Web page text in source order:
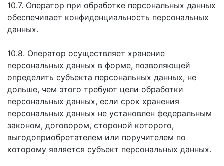
10.7. Оператор при обработке персональных данных
обеспечивает конфиденциальность персональных
данных.
10.8. Оператор осуществляет хранение
персональных данных в форме, позволяющей
определить субъекта персональных данных, не
дольше, чем этого требуют цели обработки
персональных данных, если срок хранения
персональных данных не установлен федеральным
законом, договором, стороной которого,
выгодоприобретателем или поручителем по
которому является субъект персональных данных.